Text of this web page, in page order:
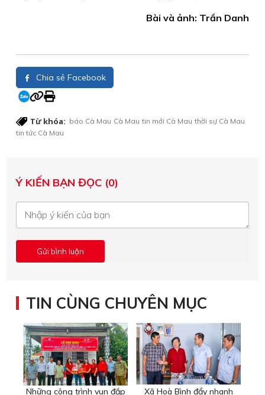
Bài và ảnh: Trần Danh
Chia sẻ Facebook
Từ khóa: báo Cà Mau Cà Mau tin mới Cà Mau thời sự Cà Mau
tin tức Cà Mau
Ý KIẾN BẠN ĐỌC (0)
TIN CÙNG CHUYÊN MỤC
Những công trình vun đắp Xã Hoà Bình đẩy nhanh